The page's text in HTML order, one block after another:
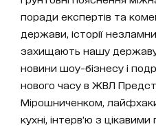
поради експертів та
держави, історії
захищають нашу
новини шоу-бізнесу і
нового часу в ЖВЛ
Мірошниченком, лайфхаки
кухні, інтерв’ю з